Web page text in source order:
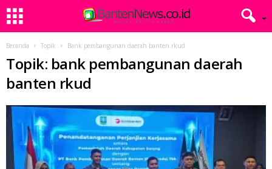
Beranda Topik Bank pembangunan daerah banten rkud
Topik: bank pembangunan daerah
banten rkud